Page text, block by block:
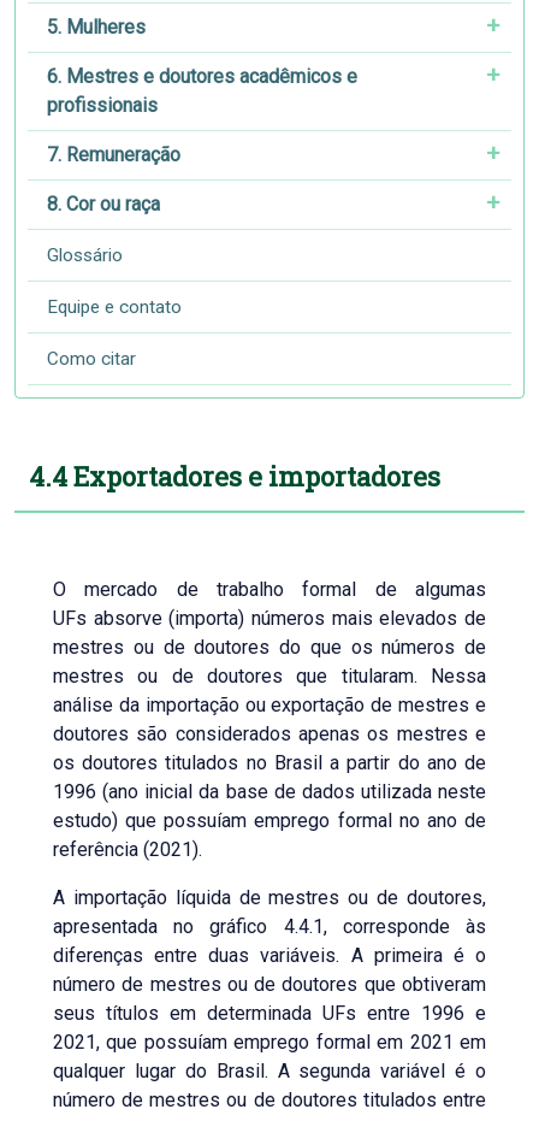
5. Mulheres
6. Mestres e doutores acadêmicos e
profissionais
7. Remuneração
8. Cor ou raça
Glossário
Equipe e contato
Como citar
4.4 Exportadores e importadores
O mercado de trabalho formal de algumas
UFs absorve (importa) números mais elevados de
mestres ou de doutores do que os números de
mestres ou de doutores que titularam. Nessa
análise da importação ou exportação de mestres e
doutores são considerados apenas os mestres e
os doutores titulados no Brasil a partir do ano de
1996 (ano inicial da base de dados utilizada neste
estudo) que possuíam emprego formal no ano de
referência (2021).
A importação líquida de mestres ou de doutores,
apresentada no gráfico 4.4.1, corresponde às
diferenças entre duas variáveis. A primeira é o
número de mestres ou de doutores que obtiveram
seus títulos em determinada UFs entre 1996 e
2021, que possuíam emprego formal em 2021 em
qualquer lugar do Brasil. A segunda variável é o
número de mestres ou de doutores titulados entre